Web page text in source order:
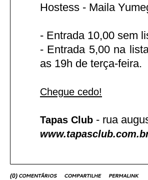
Hostess - Maila
- Entrada 10,00 sem
- Entrada 5,00 na
as 19h de terça-feira.
Chegue cedo!
Tapas Club - rua
(0)